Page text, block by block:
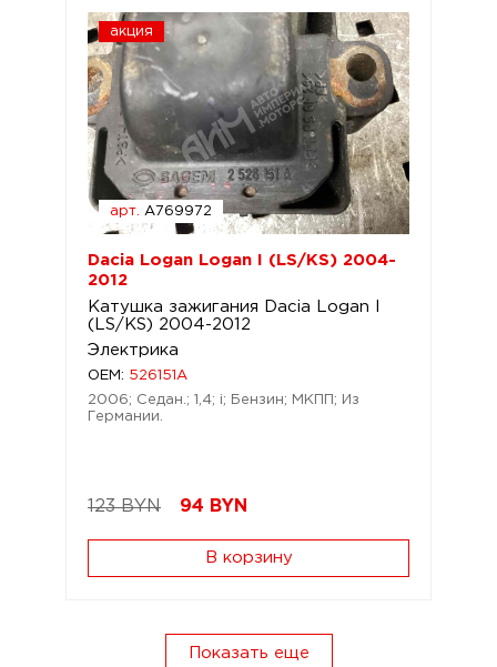
акция
арт. A769972
Dacia Logan Logan I (LS/KS) 2004-
2012
Катушка зажигания Dacia Logan I
(LS/KS) 2004-2012
Электрика
OEM: 526151A
2006; Седан.; 1,4; i; Бензин; МКПП; Из
Германии.
123 BYN 94 BYN
В корзину
Показать еще